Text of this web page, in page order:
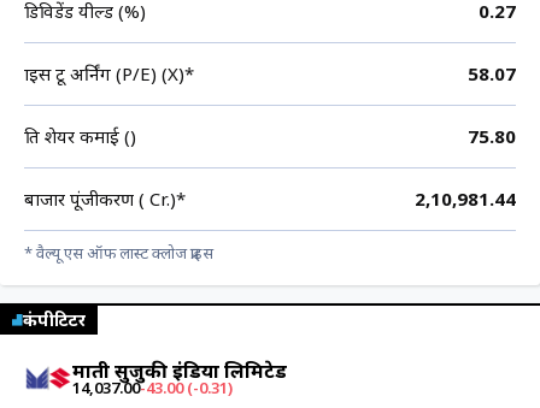
डिविडेंड यील्ड (%) 0.27
प्राइस टू अर्निंग (P/E) (X)* 58.07
प्रति शेयर कमाई (₹) 75.80
बाजार पूंजीकरण (₹ Cr.)* 2,10,981.44
* वैल्यू एस ऑफ लास्ट क्लोज प्राइस
कंपीटिटर
मारुती सुजुकी इंडिया लिमिटेड
14,037.00-43.00 (-0.31)